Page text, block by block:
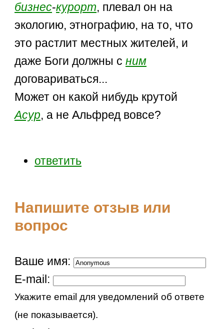
бизнес-курорт, плевал он на
экологию, этнографию, на то, что
это растлит местных жителей, и
даже Боги должны сним
договариваться...
Может он какой нибудь крутой
Асур, а не Альфред вовсе?
ответить
Напишите отзыв или
вопрос
Ваше имя:
E-mail:
Укажите email для уведомлений об ответе
(не показывается).